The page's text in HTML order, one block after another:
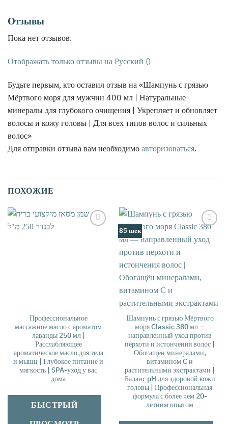
Отзывы
Пока нет отзывов.
Отображать только отзывы на Русский ()
Будьте первым, кто оставил отзыв на «Шампунь с грязью
Мёртвого моря для мужчин 400 мл | Натуральные
минералы для глубокого очищения | Укрепляет и обновляет
волосы и кожу головы | Для всех типов волос и сильных
волос»
Для отправки отзыва вам необходимо авторизоваться.
ПОХОЖИЕ
Профессиональное
массажное масло с ароматом
лаванды 250 мл |
Расслабляющее
ароматическое масло для тела
и мышц | Глубокое питание и
мягкость | SPA-уход у вас
дома
БЫСТРЫЙ
85 шек
Шампунь с грязью Мёртвого
моря Classic 380 мл —
направленный уход против
перхоти и истончения волос |
Обогащён минералами,
витамином C и
растительными экстрактами |
Баланс pH для здоровой кожи
головы | Профессиональная
формула с более чем 20-
летним опытом